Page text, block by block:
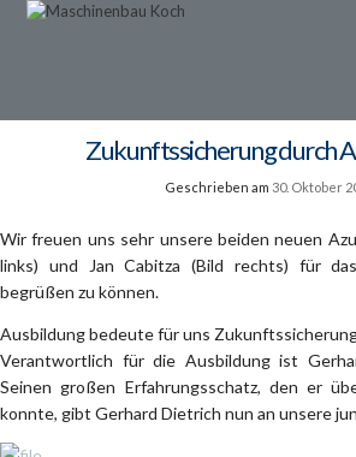
Zukunftssicherung durch
Geschrieben am 30. Oktober
Wir freuen uns sehr unsere beiden neuen
links) und Jan Cabitza (Bild rechts) für
begrüßen zu können.
Ausbildung bedeute für uns
Verantwortlich für die Ausbildung ist
Seinen großen Erfahrungsschatz, den er
konnte, gibt Gerhard Dietrich nun an unsere